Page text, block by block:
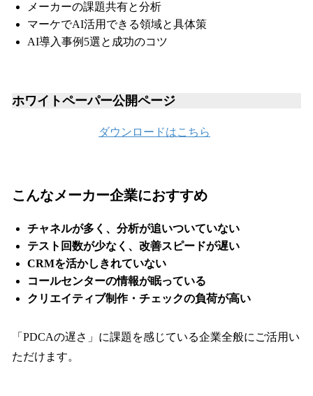
メーカーの課題共有と分析
マーケでAI活用できる領域と具体策
AI導入事例5選と成功のコツ
ホワイトペーパー公開ページ
ダウンロードはこちら
こんなメーカー企業におすすめ
チャネルが多く、分析が追いついていない
テスト回数が少なく、改善スピードが遅い
CRMを活かしきれていない
コールセンターの情報が眠っている
クリエイティブ制作・チェックの負荷が高い
「PDCAの遅さ」に課題を感じている企業全般にご活用い
ただけます。